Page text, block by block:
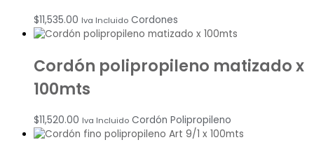
$11,535.00 Iva Incluido Cordones
Cordón polipropileno matizado x
100mts
$11,520.00 Iva Incluido Cordón Polipropileno